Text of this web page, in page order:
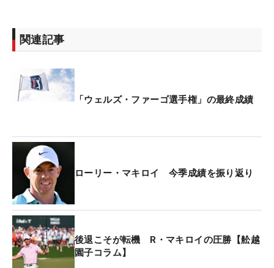
関連記事
「ウェルズ・ファーゴ選手権」の最終成績
ローリー・マキロイ 今季成績を振り返り
後退こそが転機 R・マキロイの圧勝【舩越
園子コラム】